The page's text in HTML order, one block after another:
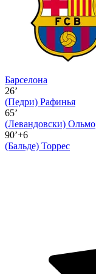
Барселона
26’
(Педри) Рафинья
65’
(Левандовски) Ольмо
90’+6
(Бальде) Торрес